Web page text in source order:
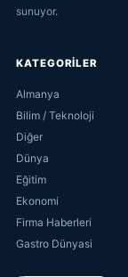
sunuyor.
KATEGORİLER
Almanya
Bilim / Teknoloji
Diğer
Dünya
Eğitim
Ekonomi
Firma Haberleri
Gastro Dünyasi